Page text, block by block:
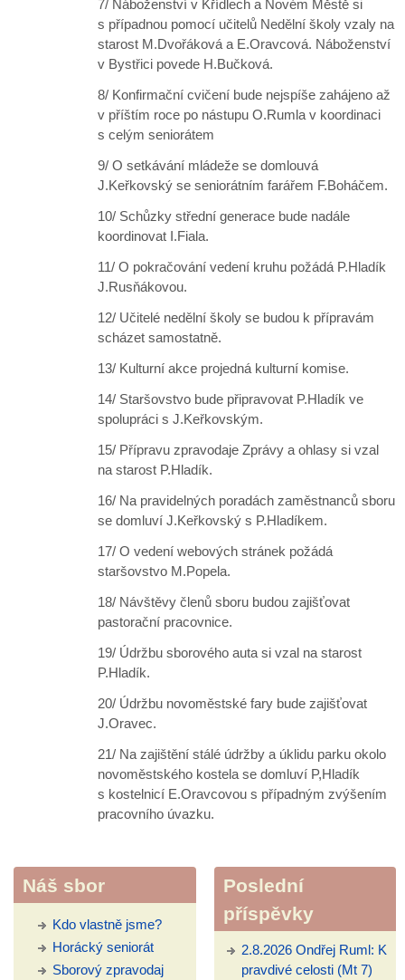
7/ Náboženství v Křídlech a Novém Městě si
s případnou pomocí učitelů Nedělní školy vzaly na
starost M.Dvořáková a E.Oravcová. Náboženství
v Bystřici povede H.Bučková.
8/ Konfirmační cvičení bude nejspíše zahájeno až
v příštím roce po nástupu O.Rumla v koordinaci
s celým seniorátem
9/ O setkávání mládeže se domlouvá
J.Keřkovský se seniorátním farářem F.Boháčem.
10/ Schůzky střední generace bude nadále
koordinovat I.Fiala.
11/ O pokračování vedení kruhu požádá P.Hladík
J.Rusňákovou.
12/ Učitelé nedělní školy se budou k přípravám
scházet samostatně.
13/ Kulturní akce projedná kulturní komise.
14/ Staršovstvo bude připravovat P.Hladík ve
spolupráci s J.Keřkovským.
15/ Přípravu zpravodaje Zprávy a ohlasy si vzal
na starost P.Hladík.
16/ Na pravidelných poradách zaměstnanců sboru
se domluví J.Keřkovský s P.Hladíkem.
17/ O vedení webových stránek požádá
staršovstvo M.Popela.
18/ Návštěvy členů sboru budou zajišťovat
pastorační pracovnice.
19/ Údržbu sborového auta si vzal na starost
P.Hladík.
20/ Údržbu novoměstské fary bude zajišťovat
J.Oravec.
21/ Na zajištění stálé údržby a úklidu parku okolo
novoměstského kostela se domluví P,Hladík
s kostelnicí E.Oravcovou s případným zvýšením
pracovního úvazku.
Náš sbor
Kdo vlastně jsme?
Horácký seniorát
Sborový zpravodaj
Poslední
příspěvky
2.8.2026 Ondřej Ruml: K
pravdivé celosti (Mt 7)